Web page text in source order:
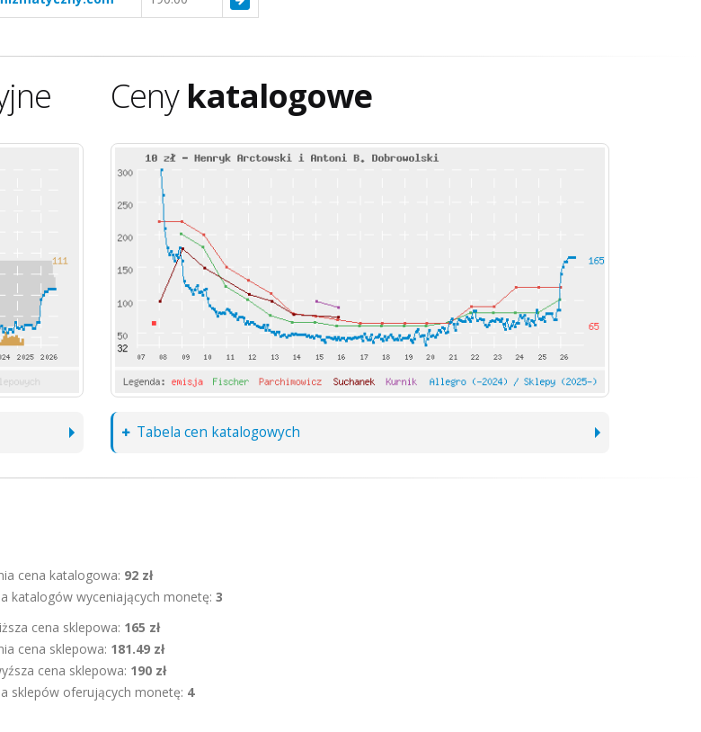
Ceny katalogowe
Tabela cen katalogowych
cena katalogowa: 92 zł
katalogów wyceniających monetę: 3
cena sklepowa: 165 zł
cena sklepowa: 181.49 zł
cena sklepowa: 190 zł
sklepów oferujących monetę: 4